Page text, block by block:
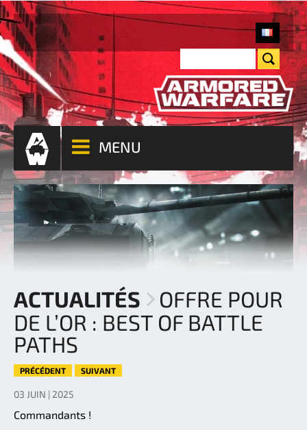
MENU
ACTUALITÉS
OFFRE POUR
DE L’OR : BEST OF BATTLE
PATHS
PRÉCÉDENT SUIVANT
03 JUIN | 2025
Commandants !